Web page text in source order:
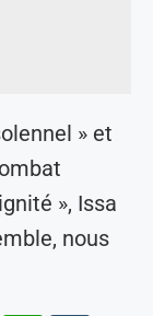
» et
», Issa
nous